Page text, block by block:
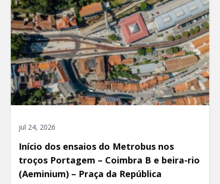
jul 24, 2026
Início dos ensaios do Metrobus nos
troços Portagem – Coimbra B e beira-rio
(Aeminium) – Praça da República